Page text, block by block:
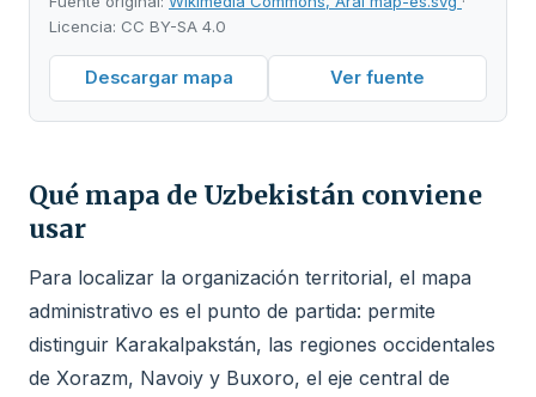
Licencia: CC BY-SA 4.0
Descargar mapa Ver fuente
Qué mapa de Uzbekistán conviene
usar
Para localizar la organización territorial, el mapa
administrativo es el punto de partida: permite
distinguir Karakalpakstán, las regiones occidentales
de Xorazm, Navoiy y Buxoro, el eje central de